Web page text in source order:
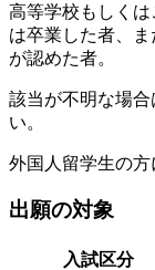
高等学校もしくは
は卒業した者、
が認めた者。
該当が不明な場
い。
外国人留学生の方
出願の対象
入試区分